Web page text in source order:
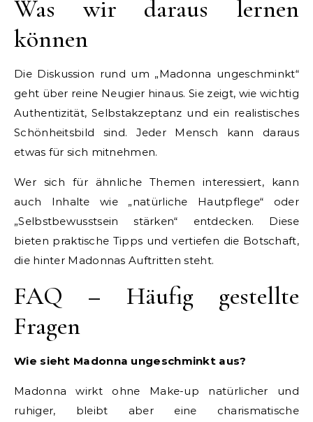
Was wir daraus lernen
können
Die Diskussion rund um „Madonna ungeschminkt“
geht über reine Neugier hinaus. Sie zeigt, wie wichtig
Authentizität, Selbstakzeptanz und ein realistisches
Schönheitsbild sind. Jeder Mensch kann daraus
etwas für sich mitnehmen.
Wer sich für ähnliche Themen interessiert, kann
auch Inhalte wie „natürliche Hautpflege“ oder
„Selbstbewusstsein stärken“ entdecken. Diese
bieten praktische Tipps und vertiefen die Botschaft,
die hinter Madonnas Auftritten steht.
FAQ – Häufig gestellte
Fragen
Wie sieht Madonna ungeschminkt aus?
Madonna wirkt ohne Make-up natürlicher und
ruhiger, bleibt aber eine charismatische